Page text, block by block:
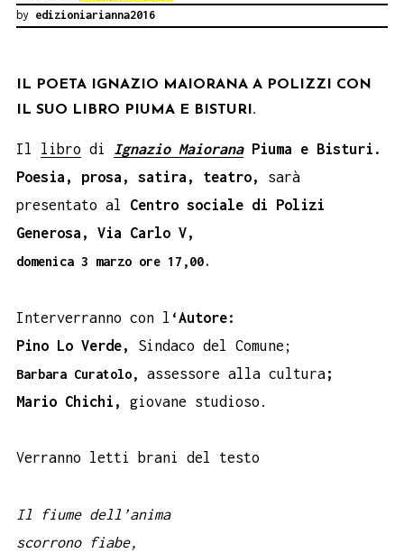
by edizioniarianna2016
IL POETA IGNAZIO MAIORANA A POLIZZI CON
IL SUO LIBRO PIUMA E BISTURI.
Il libro di Ignazio Maiorana
Piuma e Bisturi.
Poesia, prosa, satira, teatro, sarà
presentato al Centro sociale di Polizi
Generosa, Via Carlo V,
domenica 3 marzo ore 17,00.
Interverranno con l ‘Autore:
Pino Lo Verde, Sindaco del Comune;
Barbara Curatolo, assessore alla cultura;
Mario Chichi, giovane studioso.
Verranno letti brani del testo
Il fiume dell’anima
scorrono fiabe,